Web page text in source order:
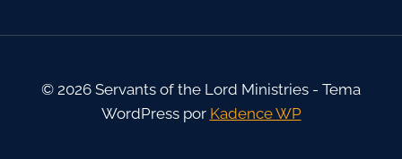
© 2026 Servants of the Lord Ministries - Tema
WordPress por Kadence WP